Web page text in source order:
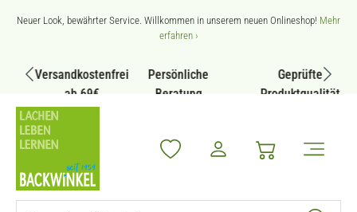
Zum Hauptinhalt springen
Neuer Look, bewährter Service. Willkommen in unserem neuen Onlineshop! Mehr
erfahren ›
Versandkostenfrei
ab 69€
Persönliche
Beratung
Geprüfte
Produktqualität